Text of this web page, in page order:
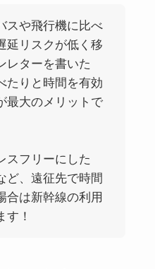
スや飛行機に比べ
延リスクが低く移
レターを書いた
たりと時間を有効
最大のメリットで
スフリーにした
ど、遠征先で時間
合は新幹線の利用
す！